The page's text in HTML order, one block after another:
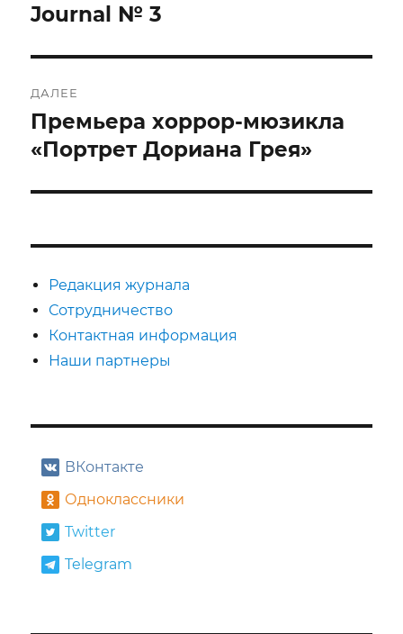
записям
запись:
Journal № 3
ДАЛЕЕ
Следующая
запись:
Премьера хоррор-мюзикла
«Портрет Дориана Грея»
Редакция журнала
Сотрудничество
Контактная информация
Наши партнеры
ВКонтакте
Одноклассники
Twitter
Telegram